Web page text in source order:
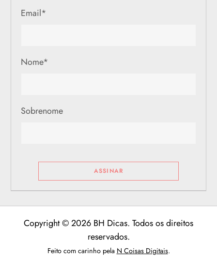
Email*
Nome*
Sobrenome
Copyright © 2026 BH Dicas. Todos os direitos
reservados.
Feito com carinho pela N Coisas Digitais.